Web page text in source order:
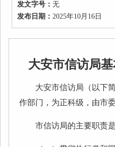
发文字号：无
发布日期：2025年10月16日
大安市信访局
大安市信访局（以下简
作部门，为正科级，由市
市信访局的主要职责是